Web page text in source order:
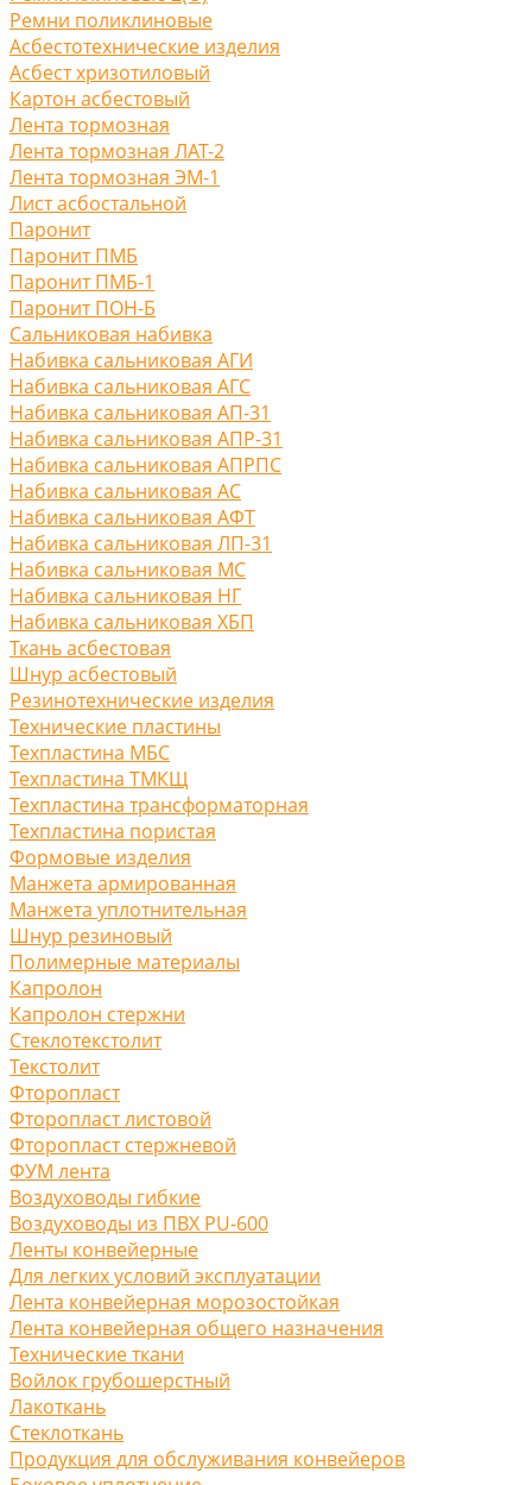
Ремни поликлиновые
Асбестотехнические изделия
Асбест хризотиловый
Картон асбестовый
Лента тормозная
Лента тормозная ЛАТ-2
Лента тормозная ЭМ-1
Лист асбостальной
Паронит
Паронит ПМБ
Паронит ПМБ-1
Паронит ПОН-Б
Сальниковая набивка
Набивка сальниковая АГИ
Набивка сальниковая АГС
Набивка сальниковая АП-31
Набивка сальниковая АПР-31
Набивка сальниковая АПРПС
Набивка сальниковая АС
Набивка сальниковая АФТ
Набивка сальниковая ЛП-31
Набивка сальниковая МС
Набивка сальниковая НГ
Набивка сальниковая ХБП
Ткань асбестовая
Шнур асбестовый
Резинотехнические изделия
Технические пластины
Техпластина МБС
Техпластина ТМКЩ
Техпластина трансформаторная
Техпластина пористая
Формовые изделия
Манжета армированная
Манжета уплотнительная
Шнур резиновый
Полимерные материалы
Капролон
Капролон стержни
Стеклотекстолит
Текстолит
Фторопласт
Фторопласт листовой
Фторопласт стержневой
ФУМ лента
Воздуховоды гибкие
Воздуховоды из ПВХ PU-600
Ленты конвейерные
Для легких условий эксплуатации
Лента конвейерная морозостойкая
Лента конвейерная общего назначения
Технические ткани
Войлок грубошерстный
Лакоткань
Стеклоткань
Продукция для обслуживания конвейеров